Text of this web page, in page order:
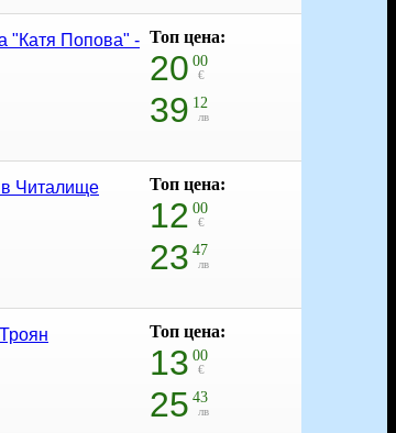
Топ цена:
20 00
€
39 12
лв
"Катя Попова" -
Топ цена:
12 00
€
23 47
лв
в Читалище
Топ цена:
13 00
€
25 43
лв